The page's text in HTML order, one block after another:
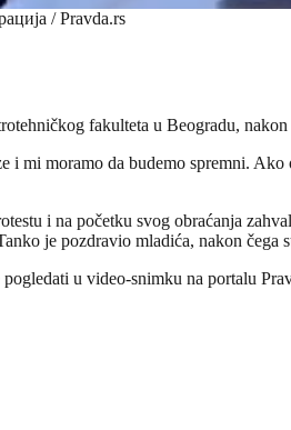
/ Pravda.rs
fakulteta u Beogradu,
i mi moramo da budemo spremni.
i na početku svog obraćanja
je pozdravio mladića, nakon čega
u video-snimku na portalu